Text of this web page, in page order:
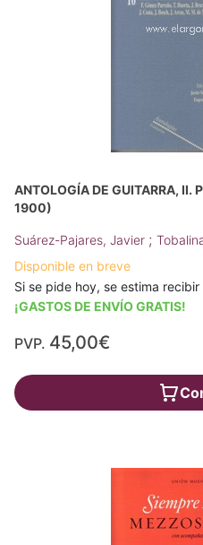
ANTOLOGÍA DE GUITARRA, II.
1900)
Suárez-Pajares, Javier ;
Disponible en breve
Si se pide hoy, se estima
¡GASTOS DE ENVÍO GRATIS!
PVP. 45,00€